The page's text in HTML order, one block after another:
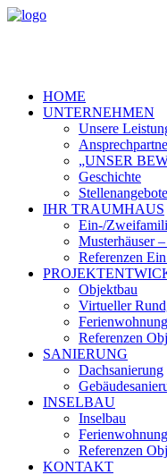
HOME
UNTERNEHMEN
Unsere
„UNSER
Geschichte
Stellenangebote
IHR TRAUMHAUS
Ein-/
Musterhäuser
Referenzen
Objektbau
Virtueller
Referenzen
SANIERUNG
Dachsanierung
INSELBAU
Inselbau
Referenzen
KONTAKT